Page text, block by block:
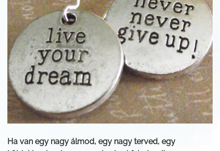
Ha van egy nagy álmod, egy nagy terved, egy